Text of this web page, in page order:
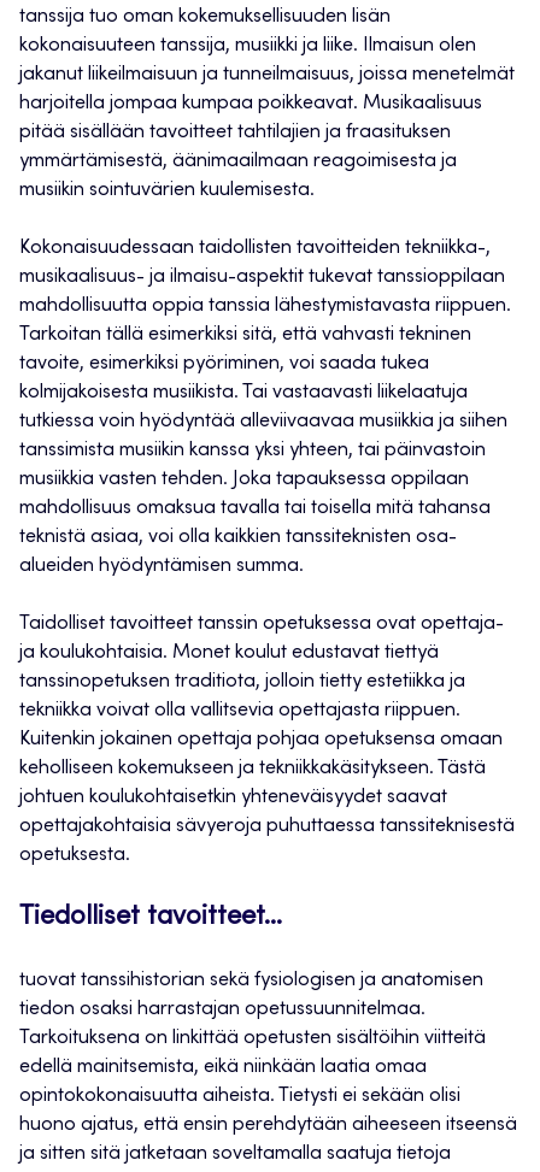
tanssija tuo oman kokemuksellisuuden lisän
kokonaisuuteen tanssija, musiikki ja liike. Ilmaisun olen
jakanut liikeilmaisuun ja tunneilmaisuus, joissa menetelmät
harjoitella jompaa kumpaa poikkeavat. Musikaalisuus
pitää sisällään tavoitteet tahtilajien ja fraasituksen
ymmärtämisestä, äänimaailmaan reagoimisesta ja
musiikin sointuvärien kuulemisesta.
Kokonaisuudessaan taidollisten tavoitteiden tekniikka-,
musikaalisuus- ja ilmaisu-aspektit tukevat tanssioppilaan
mahdollisuutta oppia tanssia lähestymistavasta riippuen.
Tarkoitan tällä esimerkiksi sitä, että vahvasti tekninen
tavoite, esimerkiksi pyöriminen, voi saada tukea
kolmijakoisesta musiikista. Tai vastaavasti liikelaatuja
tutkiessa voin hyödyntää alleviivaavaa musiikkia ja siihen
tanssimista musiikin kanssa yksi yhteen, tai päinvastoin
musiikkia vasten tehden. Joka tapauksessa oppilaan
mahdollisuus omaksua tavalla tai toisella mitä tahansa
teknistä asiaa, voi olla kaikkien tanssiteknisten osa-
alueiden hyödyntämisen summa.
Taidolliset tavoitteet tanssin opetuksessa ovat opettaja-
ja koulukohtaisia. Monet koulut edustavat tiettyä
tanssinopetuksen traditiota, jolloin tietty estetiikka ja
tekniikka voivat olla vallitsevia opettajasta riippuen.
Kuitenkin jokainen opettaja pohjaa opetuksensa omaan
keholliseen kokemukseen ja tekniikkakäsitykseen. Tästä
johtuen koulukohtaisetkin yhteneväisyydet saavat
opettajakohtaisia sävyeroja puhuttaessa tanssiteknisestä
opetuksesta.
Tiedolliset tavoitteet…
tuovat tanssihistorian sekä fysiologisen ja anatomisen
tiedon osaksi harrastajan opetussuunnitelmaa.
Tarkoituksena on linkittää opetusten sisältöihin viitteitä
edellä mainitsemista, eikä niinkään laatia omaa
opintokokonaisuutta aiheista. Tietysti ei sekään olisi
huono ajatus, että ensin perehdytään aiheeseen itseensä
ja sitten sitä jatketaan soveltamalla saatuja tietoja